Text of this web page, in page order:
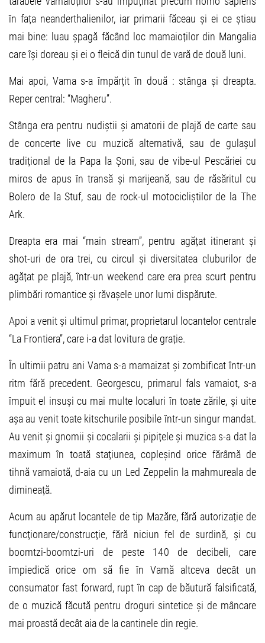
în fața neanderthalienilor, iar primarii făceau și ei ce știau
mai bine: luau șpagă făcând loc mamaioților din Mangalia
care își doreau și ei o fleică din tunul de vară de două luni.
Mai apoi, Vama s-a împărțit în două : stânga și dreapta.
Reper central: “Magheru”.
Stânga era pentru nudiștii și amatorii de plajă de carte sau
de concerte live cu muzică alternativă, sau de gulașul
tradițional de la Papa la Șoni, sau de vibe-ul Pescăriei cu
miros de apus în transă și marijeană, sau de răsăritul cu
Bolero de la Stuf, sau de rock-ul motocicliștilor de la The
Ark.
Dreapta era mai “main stream”, pentru agățat itinerant și
shot-uri de ora trei, cu circul și diversitatea cluburilor de
agățat pe plajă, într-un weekend care era prea scurt pentru
plimbări romantice și răvașele unor lumi dispărute.
Apoi a venit și ultimul primar, proprietarul locantelor centrale
“La Frontiera”, care i-a dat lovitura de grație.
În ultimii patru ani Vama s-a mamaizat și zombificat într-un
ritm fără precedent. Georgescu, primarul fals vamaiot, s-a
împuit el insuși cu mai multe localuri în toate zările, și uite
așa au venit toate kitschurile posibile într-un singur mandat.
Au venit și gnomii și cocalarii și pipițele și muzica s-a dat la
maximum în toată stațiunea, copleșind orice fărâmă de
tihnă vamaiotă, d-aia cu un Led Zeppelin la mahmureala de
dimineață.
Acum au apărut locantele de tip Mazăre, fără autorizație de
funcționare/construcție, fără niciun fel de surdină, și cu
boomtzi-boomtzi-uri de peste 140 de decibeli, care
împiedică orice om să fie în Vamă altceva decât un
consumator fast forward, rupt în cap de băutură falsificată,
de o muzică făcută pentru droguri sintetice și de mâncare
mai proastă decât aia de la cantinele din regie.